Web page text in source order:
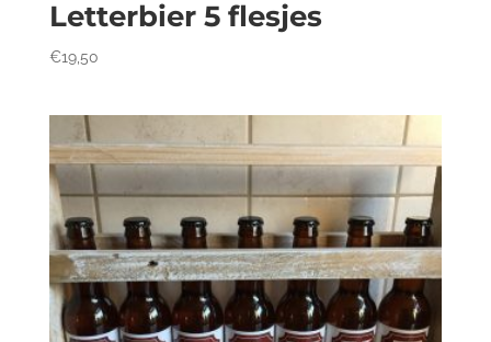
Letterbier 5 flesjes
€19,50